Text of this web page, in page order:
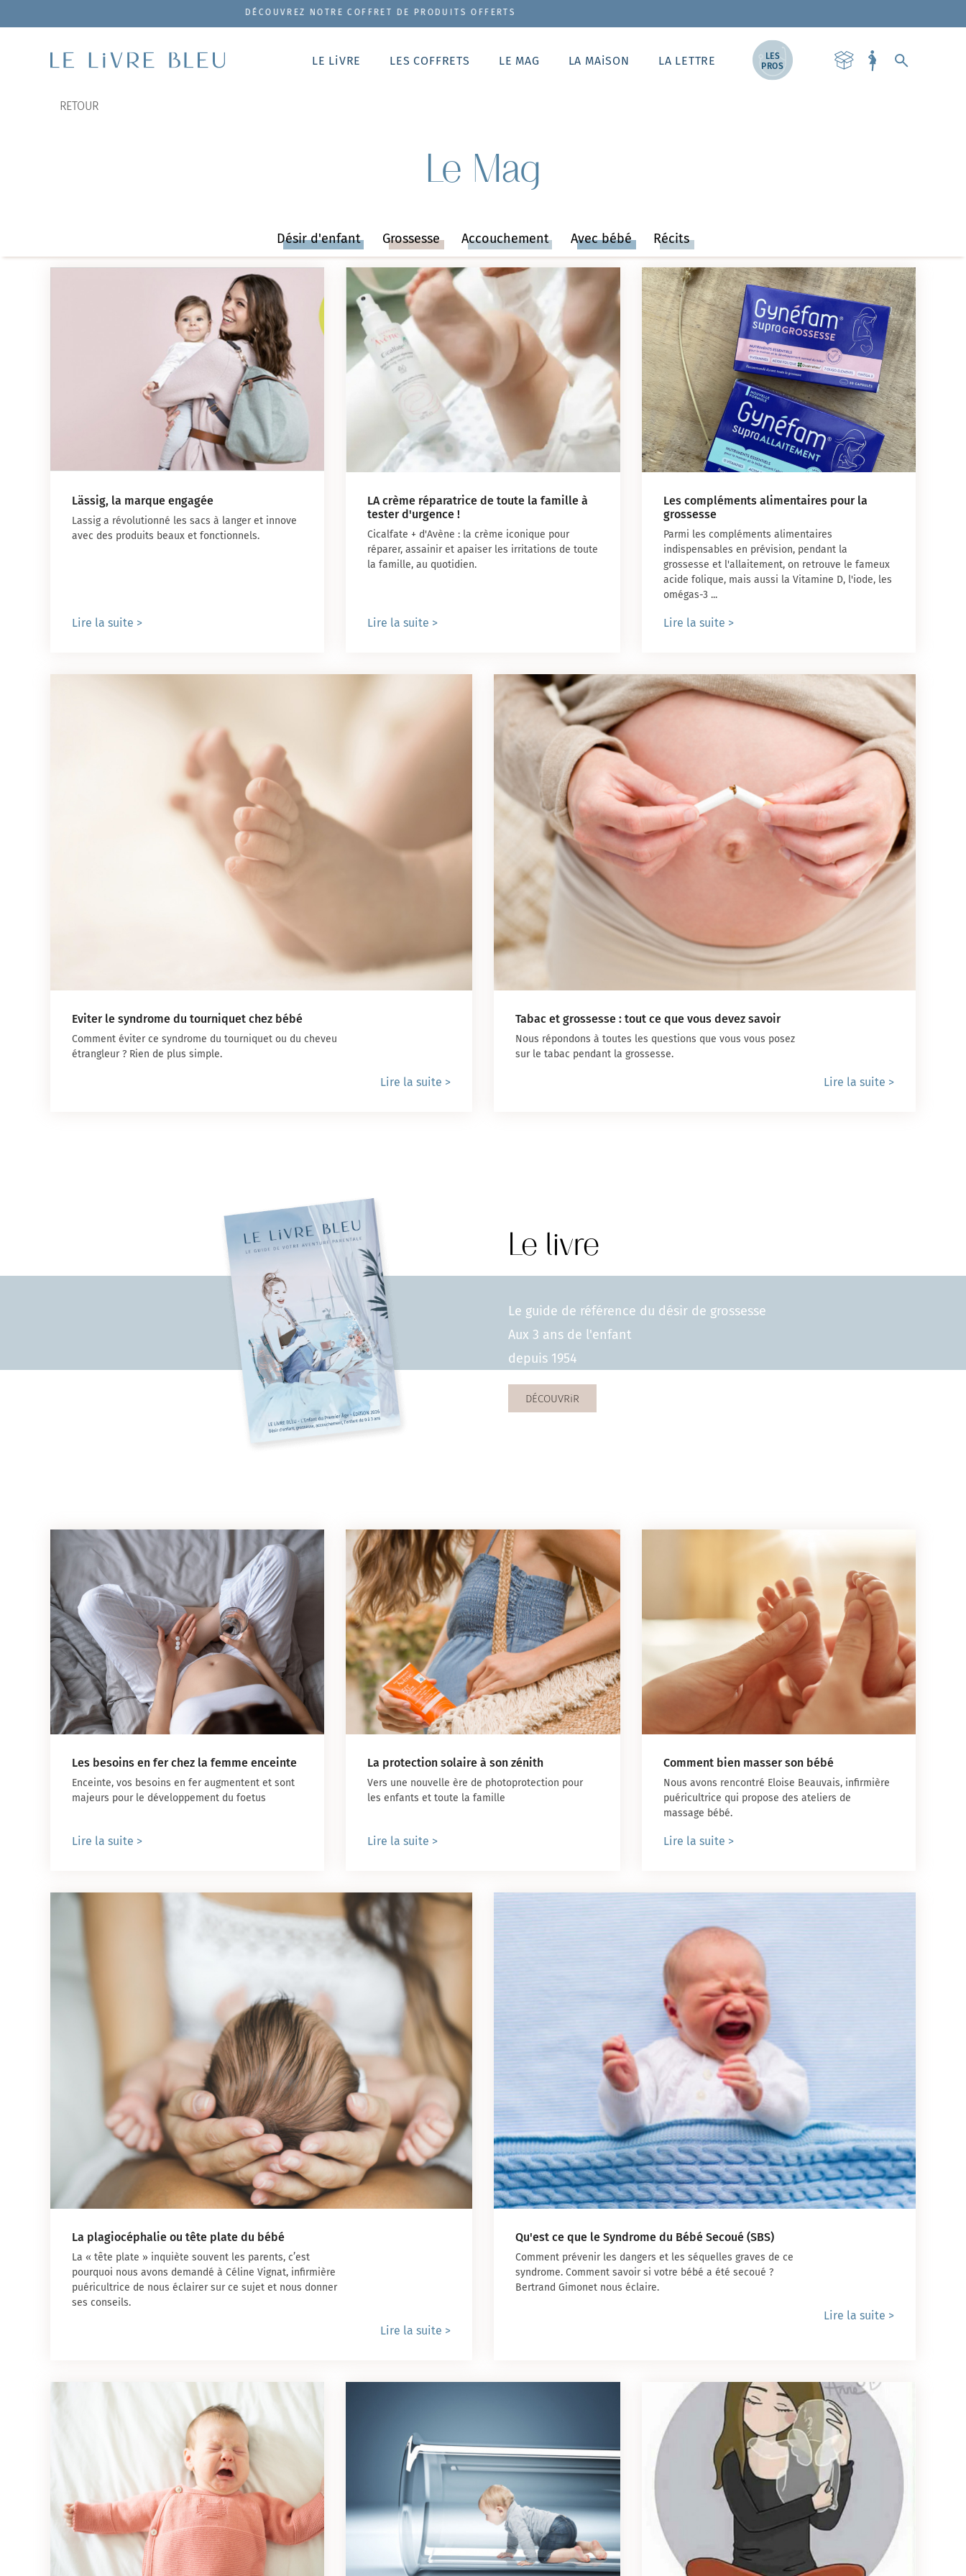
DÉCOUVREZ NOTRE COFFRET DE PRODUITS OFFERTS
LE LiVRE LES COFFRETS LE MAG LA MAiSON LA LETTRE LES
PROS
RETOUR
Le Mag
Désir d'enfant Grossesse Accouchement Avec bébé Récits
Lässig, la marque engagée
Lassig a révolutionné les sacs à langer et innove
avec des produits beaux et fonctionnels.
Lire la suite >
LA crème réparatrice de toute la famille à
tester d'urgence !
Cicalfate + d'Avène : la crème iconique pour
réparer, assainir et apaiser les irritations de toute
la famille, au quotidien.
Lire la suite >
Les compléments alimentaires pour la
grossesse
Parmi les compléments alimentaires
indispensables en prévision, pendant la
grossesse et l'allaitement, on retrouve le fameux
acide folique, mais aussi la Vitamine D, l'iode, les
omégas-3 ...
Lire la suite >
Eviter le syndrome du tourniquet chez bébé
Comment éviter ce syndrome du tourniquet ou du cheveu
étrangleur ? Rien de plus simple.
Lire la suite >
Tabac et grossesse : tout ce que vous devez savoir
Nous répondons à toutes les questions que vous vous posez
sur le tabac pendant la grossesse.
Lire la suite >
Le livre
Le guide de référence du désir de grossesse
Aux 3 ans de l'enfant
depuis 1954
DÉCOUVRiR
Les besoins en fer chez la femme enceinte
Enceinte, vos besoins en fer augmentent et sont
majeurs pour le développement du foetus
Lire la suite >
La protection solaire à son zénith
Vers une nouvelle ère de photoprotection pour
les enfants et toute la famille
Lire la suite >
Comment bien masser son bébé
Nous avons rencontré Eloise Beauvais, infirmière
puéricultrice qui propose des ateliers de
massage bébé.
Lire la suite >
La plagiocéphalie ou tête plate du bébé
La « tête plate » inquiète souvent les parents, c’est
pourquoi nous avons demandé à Céline Vignat, infirmière
puéricultrice de nous éclairer sur ce sujet et nous donner
ses conseils.
Lire la suite >
Qu'est ce que le Syndrome du Bébé Secoué (SBS)
Comment prévenir les dangers et les séquelles graves de ce
syndrome. Comment savoir si votre bébé a été secoué ?
Bertrand Gimonet nous éclaire.
Lire la suite >
NOUVELLE SELECTION DE
PRODUITS COFFRET JEUNE MAMAN